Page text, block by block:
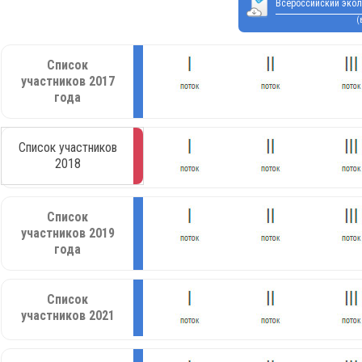
Всероссийский
Список
участников 2017
года
Список участников
2018
Список
участников 2019
года
Список
участников 2021